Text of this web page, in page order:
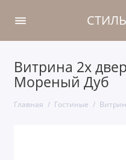
Витрина 2х
Мореный Дуб
Главная Гостиные